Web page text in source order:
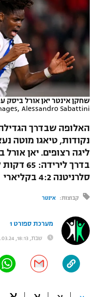
רץ ברשת
תוצאות
לוח שידורים
ברחבה
"מעל הליגה" –
"מחצית בשכונה" –
משתתפים וזוכים
תקנון משתתפים וזוכים
נבחרת ישראל
מכבי חיפה
בית"ר ירושלים
מכבי תל אביב
הפועל תל אביב
הפועל חיפה
הפועל באר שבע
מכבי נתניה
בני יהודה
ליגה ספרדית
ליגה איטלקית
ליגה צרפתית
ליגה סינית
ליגה ברזילאית
כדורסל נשים
מכבי תל אביב
הפועל חולון
הפועל ירושלים
דני אבדיה
יורוליג
יורוקאפ
טניס
כדוריד
כדורעף
שחייה
ג'ודו
אגרוף
ספורט אולימפי
UFC
היאבקות WWE
אופניים
ספורט מוטורי
שחקן אינטר יאן אורל ביסק
Alessandro Sabattini
נקודות, טיאגו מוטה
בדרך
סלרניטנה 4:2 בקליארי
קבוצות: אינטר
מערכת ספורט 1
שבת, 18:13, 09.03.24